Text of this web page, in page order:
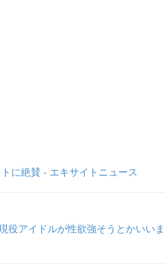
に絶賛 - エキサイトニュース
役アイドルが性欲強そうとかいいま